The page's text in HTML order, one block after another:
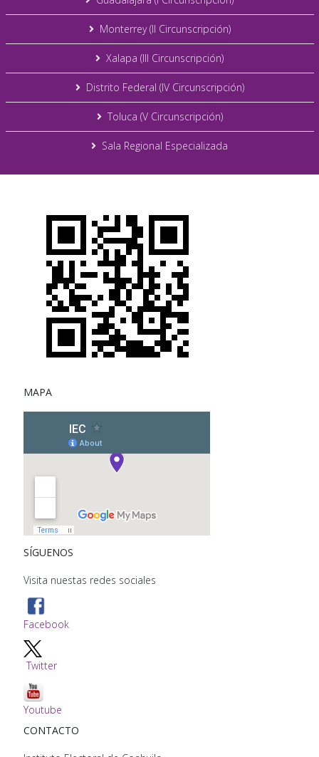
Monterrey (II Circunscripción)
Xalapa (III Circunscripción)
Distrito Federal (IV Circunscripción)
Toluca (V Circunscripción)
Sala Regional Especializada
MAPA
SÍGUENOS
Visita nuestas redes sociales
Facebook
Twitter
Youtube
CONTACTO